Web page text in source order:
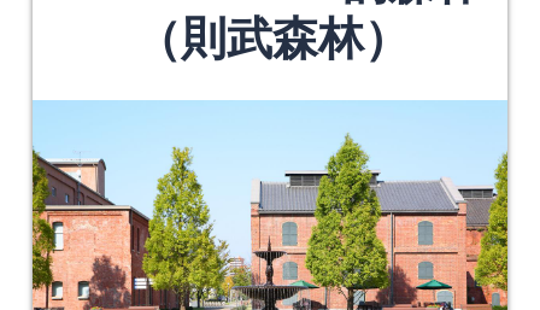
（則武森林）